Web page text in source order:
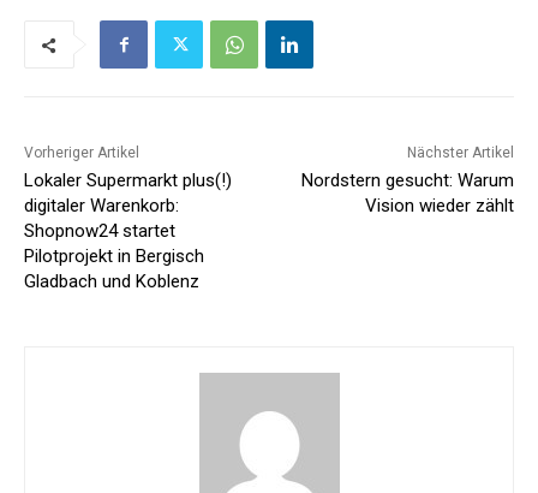
Vorheriger Artikel
Lokaler Supermarkt plus(!)
digitaler Warenkorb:
Shopnow24 startet
Pilotprojekt in Bergisch
Gladbach und Koblenz
Nächster Artikel
Nordstern gesucht: Warum
Vision wieder zählt